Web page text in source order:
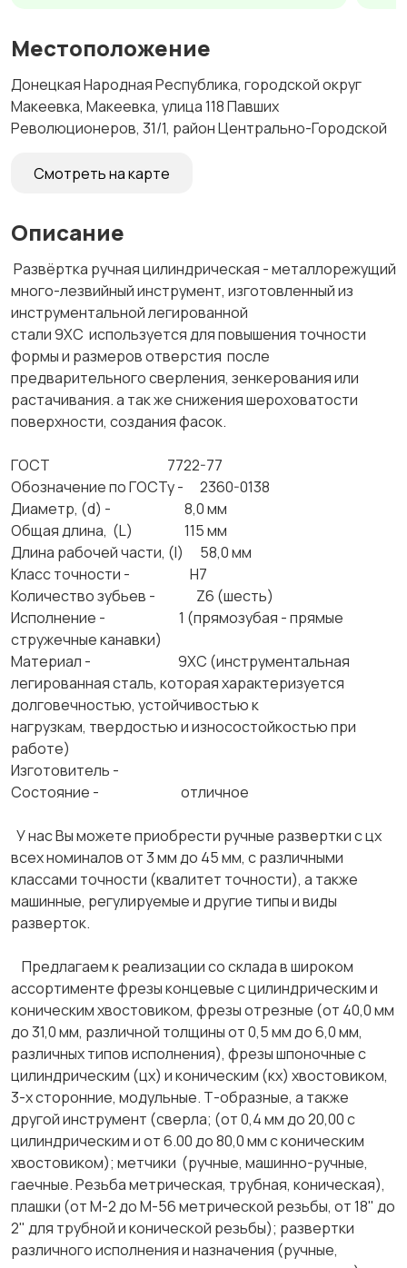
Местоположение
Донецкая Народная Республика, городской округ
Макеевка, Макеевка, улица 118 Павших
Революционеров, 31/1, район Центрально-Городской
Смотреть на карте
Описание
Развёртка ручная цилиндрическая - металлорежущий
много-лезвийный инструмент, изготовленный из
инструментальной легированной
стали 9ХС используется для повышения точности
формы и размеров отверстия после
предварительного сверления, зенкерования или
растачивания. а так же снижения шероховатости
поверхности, создания фасок.
ГОСТ 7722-77
Обозначение по ГОСТу - 2360-0138
Диаметр, (d) - 8,0 мм
Общая длина, (L) 115 мм
Длина рабочей части, (l) 58,0 мм
Класс точности - Н7
Количество зубьев - Z6 (шесть)
Исполнение - 1 (прямозубая - прямые
стружечные канавки)
Материал - 9ХС (инструментальная
легированная сталь, которая характеризуется
долговечностью, устойчивостью к
нагрузкам, твердостью и износостойкостью при
работе)
Изготовитель -
Состояние - отличное
У нас Вы можете приобрести ручные развертки с цх
всех номиналов от 3 мм до 45 мм, с различными
классами точности (квалитет точности), а также
машинные, регулируемые и другие типы и виды
разверток.
Предлагаем к реализации со склада в широком
ассортименте фрезы концевые с цилиндрическим и
коническим хвостовиком, фрезы отрезные (от 40,0 мм
до 31,0 мм, различной толщины от 0,5 мм до 6,0 мм,
различных типов исполнения), фрезы шпоночные с
цилиндрическим (цх) и коническим (кх) хвостовиком,
3-х сторонние, модульные. Т-образные, а также
другой инструмент (сверла; (от 0,4 мм до 20,00 с
цилиндрическим и от 6.00 до 80,0 мм с коническим
хвостовиком); метчики (ручные, машинно-ручные,
гаечные. Резьба метрическая, трубная, коническая),
плашки (от М-2 до М-56 метрической резьбы, от 18" до
2" для трубной и конической резьбы); развертки
различного исполнения и назначения (ручные,